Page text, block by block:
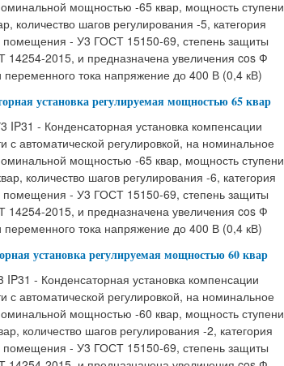
мощностью -65 квар, мощность ступени
количество шагов регулирования -5, категория
помещения - У3 ГОСТ 15150-69, степень защиты
14254-2015, и предназначена увеличения cos Ф
тока напряжение до 400 В (0,4 кВ)
установка регулируемая мощностью 65 квар
- Конденсаторная установка компенсации
с автоматической регулировкой, на номинальное
мощностью -65 квар, мощность ступени
количество шагов регулирования -6, категория
помещения - У3 ГОСТ 15150-69, степень защиты
14254-2015, и предназначена увеличения cos Ф
тока напряжение до 400 В (0,4 кВ)
установка регулируемая мощностью 60 квар
- Конденсаторная установка компенсации
с автоматической регулировкой, на номинальное
мощностью -60 квар, мощность ступени
количество шагов регулирования -2, категория
помещения - У3 ГОСТ 15150-69, степень защиты